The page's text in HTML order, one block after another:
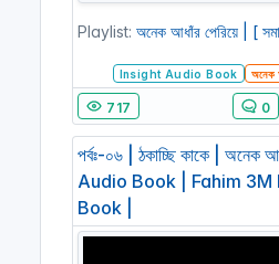
Playlist: অনেক আধাঁর পেরিয়ে | [
Insight Audio Book অনেক
717 0
পর্বঃ-০৬ | ঠকাচ্ছি কাকে | অনেক
Audio Book | Fahim
Book |